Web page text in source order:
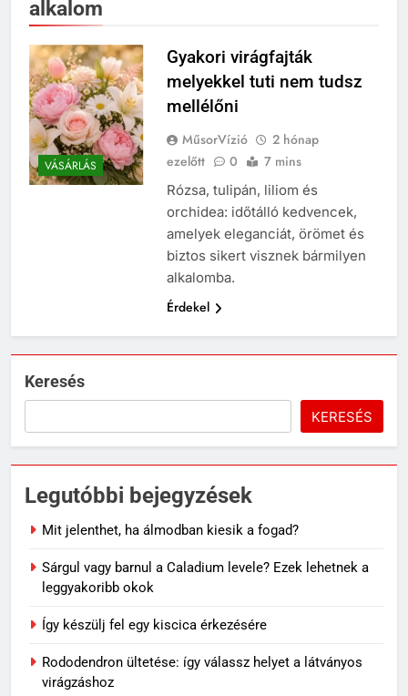
alkalom
VÁSÁRLÁS
Gyakori virágfajták
melyekkel tuti nem tudsz
mellélőni
MűsorVízió
2 hónap
ezelőtt
0 7 mins
Rózsa, tulipán, liliom és
orchidea: időtálló kedvencek,
amelyek eleganciát, örömet és
biztos sikert visznek bármilyen
alkalomba.
Érdekel
Keresés
KERESÉS
Legutóbbi bejegyzések
Mit jelenthet, ha álmodban kiesik a fogad?
Sárgul vagy barnul a Caladium levele? Ezek lehetnek a
leggyakoribb okok
Így készülj fel egy kiscica érkezésére
Rododendron ültetése: így válassz helyet a látványos
virágzáshoz